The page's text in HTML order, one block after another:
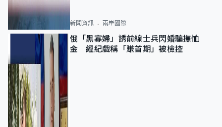
新聞資訊 兩岸國際
俄「黑寡婦」誘前線士兵閃婚騙撫恤
金 經紀戲稱「賺首期」被檢控